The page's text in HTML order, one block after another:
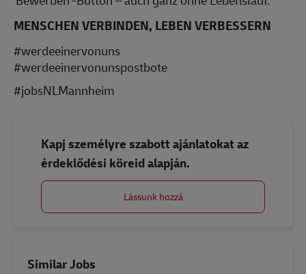
MENSCHEN VERBINDEN, LEBEN VERBESSERN
#werdeeinervonuns
#werdeeinervonunspostbote
#jobsNLMannheim
Kapj személyre szabott ajánlatokat az
érdeklődési köreid alapján.
Lássunk hozzá
Similar Jobs